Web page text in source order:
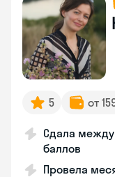
5 от
Сдала
баллов
Провела